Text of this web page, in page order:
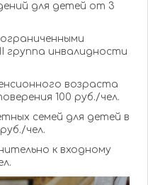
для детей от 3
группа инвалиднос­ти
возраста
100 руб./чел.
семей для детей в
чел.
к входному